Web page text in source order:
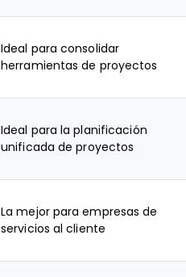
Ideal para consolidar
herramientas de proyectos
Ideal para la planificación
unificada de proyectos
La mejor para empresas de
servicios al cliente